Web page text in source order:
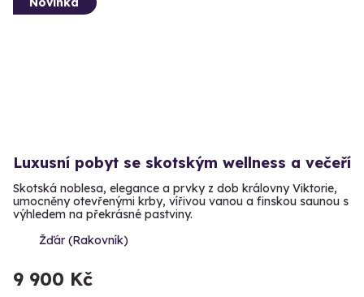
Luxusní pobyt se skotským wellness a večeří
Skotská noblesa, elegance a prvky z dob královny Viktorie,
umocněny otevřenými krby, vířivou vanou a finskou saunou s
výhledem na překrásné pastviny.
Žďár (Rakovník)
9 900 Kč